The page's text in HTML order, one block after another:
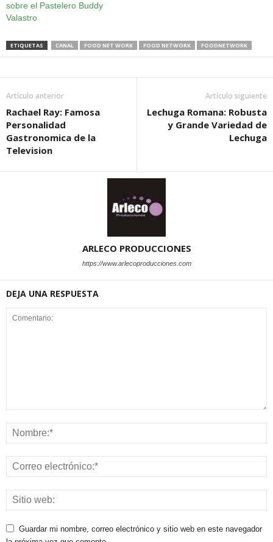
sobre el Pastelero Buddy
Valastro
ETIQUETAS CANAL FOOD NET WORK FOOD NETWORK FOODNETWORK
Artículo anterior
Rachael Ray: Famosa
Personalidad
Gastronomica de la
Television
Artículo siguiente
Lechuga Romana: Robusta
y Grande Variedad de
Lechuga
ARLECO PRODUCCIONES
https://www.arlecoproducciones.com
DEJA UNA RESPUESTA
Guardar mi nombre, correo electrónico y sitio web en este navegador